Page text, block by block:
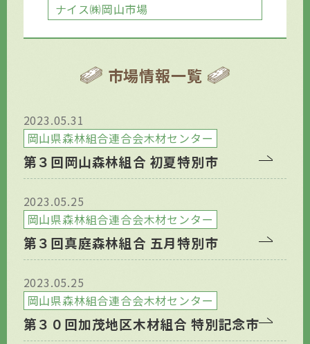
ナイス㈱岡山市場
市場情報一覧
2023.05.31
岡山県森林組合連合会木材センター
第３回岡山森林組合 初夏特別市
2023.05.25
岡山県森林組合連合会木材センター
第３回真庭森林組合 五月特別市
2023.05.25
岡山県森林組合連合会木材センター
第３０回加茂地区木材組合 特別記念市